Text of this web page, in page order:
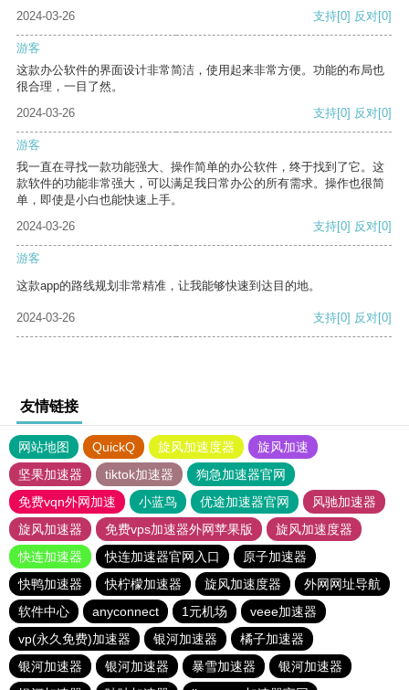
2024-03-26
支持[0] 反对[0]
游客
这款办公软件的界面设计非常简洁，使用起来非常方便。功能的布局也
很合理，一目了然。
2024-03-26
支持[0] 反对[0]
游客
我一直在寻找一款功能强大、操作简单的办公软件，终于找到了它。这
款软件的功能非常强大，可以满足我日常办公的所有需求。操作也很简
单，即使是小白也能快速上手。
2024-03-26
支持[0] 反对[0]
游客
这款app的路线规划非常精准，让我能够快速到达目的地。
2024-03-26 支持[0] 反对[0]
友情链接
网站地图 QuickQ 旋风加速度器
旋风加速
坚果加速器
tiktok加速器
狗急加速器官网
免费vqn外网加速
小蓝鸟 优途加速器官网
风驰加速器
旋风加速器
免费vps加速器外网苹果版
旋风加速度器
快连加速器
快连加速器官网入口
原子加速器
快鸭加速器
快柠檬加速器 旋风加速度器
外网网址导航
软件中心
anyconnect 1元机场
veee加速器
vp(永久免费)加速器
银河加速器
橘子加速器
银河加速器
银河加速器 暴雪加速器
银河加速器